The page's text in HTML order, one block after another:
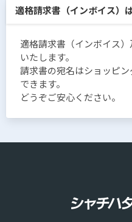
適格請求書（インボイス）
適格請求書（インボイス
いたします。
請求書の宛名はショッピ
できます。
どうぞご安心ください。